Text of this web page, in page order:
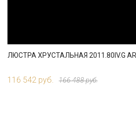
ЛЮСТРА ХРУСТАЛЬНАЯ 2011.80IV.G
116 542 руб. 166 488 руб.